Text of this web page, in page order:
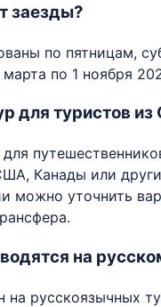
заезды?
по пятницам,
по 1 ноября
для туристов
Канады или
можно уточнить
на
на русскоязычных